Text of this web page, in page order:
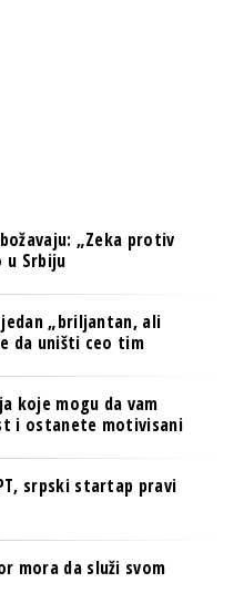
„Zeka protiv
u Srbiju
„briljantan, ali
da uništi ceo tim
koje mogu da vam
i ostanete motivisani
srpski startap pravi
mora da služi svom